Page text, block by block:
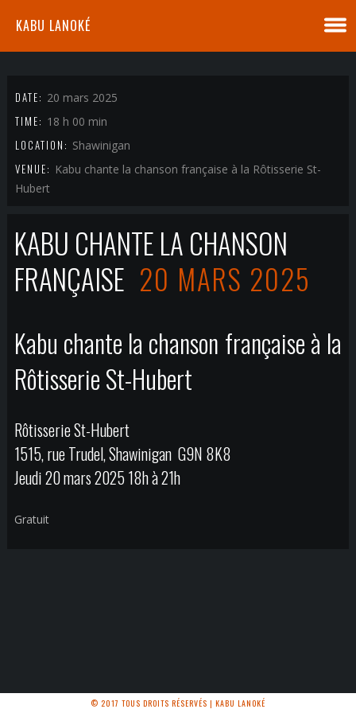
KABU LANOKÉ
DATE: 20 mars 2025
TIME: 18 h 00 min
LOCATION: Shawinigan
VENUE: Kabu chante la chanson française à la Rôtisserie St-
Hubert
KABU CHANTE LA CHANSON
FRANÇAISE 20 MARS 2025
Kabu chante la chanson française à la
Rôtisserie St-Hubert
Rôtisserie St-Hubert
1515, rue Trudel, Shawinigan G9N 8K8
Jeudi 20 mars 2025 18h à 21h
Gratuit
© 2017 TOUS DROITS RÉSERVÉS | KABU LANOKÉ